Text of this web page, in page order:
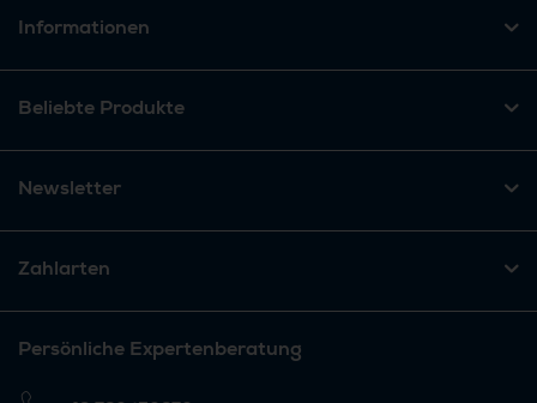
Informationen
Beliebte Produkte
Newsletter
Zahlarten
Persönliche Expertenberatung